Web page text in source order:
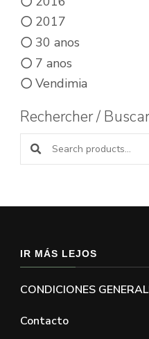
2017
30 anos
7 anos
Vendimia
Rechercher /
Buscar productos:
IR MÁS LEJOS
CONDICIONES
Contacto